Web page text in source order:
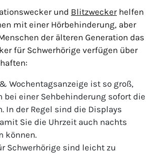
und Blitzweckerhelfen
mit einer Hörbehinderung, aber
der älteren Generation das
für Schwerhörige verfügen über
Wochentagsanzeige ist so groß,
bei einer Sehbehinderung sofort die
In der Regel sind die Displays
Sie die Uhrzeit auch nachts
können.
Schwerhörige sind leicht zu